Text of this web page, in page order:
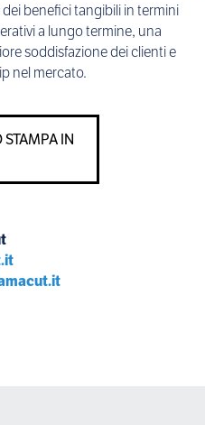
benefici tangibili in termini
a lungo termine, una
soddisfazione dei clienti e
nel mercato.
IN